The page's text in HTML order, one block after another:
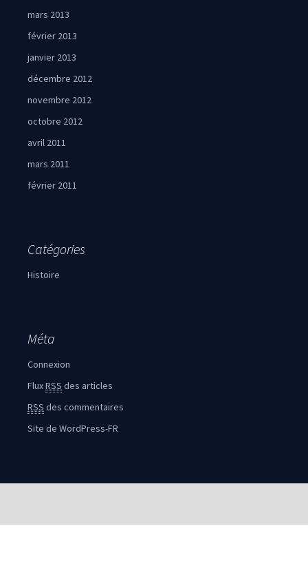
mars 2013
février 2013
janvier 2013
décembre 2012
novembre 2012
octobre 2012
avril 2011
mars 2011
février 2011
Catégories
Histoire
Méta
Connexion
FluxRSS des articles
RSS des commentaires
Site de WordPress-FR